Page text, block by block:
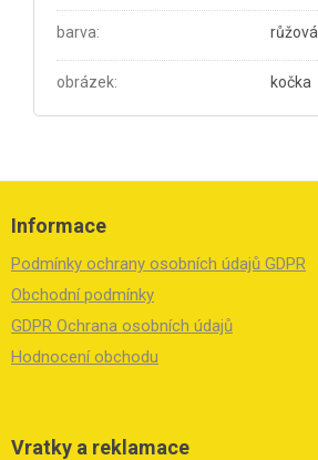
barva: růžová
obrázek: kočka
Z
Informace
Podmínky ochrany osobních údajů GDPR
Obchodní podmínky
GDPR Ochrana osobních údajů
Hodnocení obchodu
Vratky a reklamace